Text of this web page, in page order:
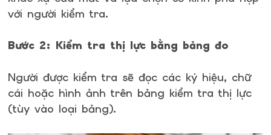
với người kiểm tra.
Bước 2: Kiểm tra thị lực bằng bảng đo
Người được kiểm tra sẽ đọc các ký hiệu, chữ
cái hoặc hình ảnh trên bảng kiểm tra thị lực
(tùy vào loại bảng).